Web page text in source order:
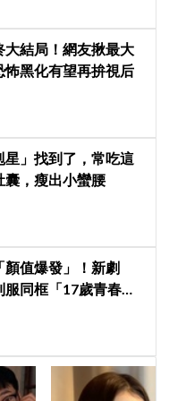
大結局！網友揪最大
黑化有望再拚視后
星」找到了，常吃這
囊，瘦出小蠻腰
值爆發」！新劇
服同框「17歲青春神